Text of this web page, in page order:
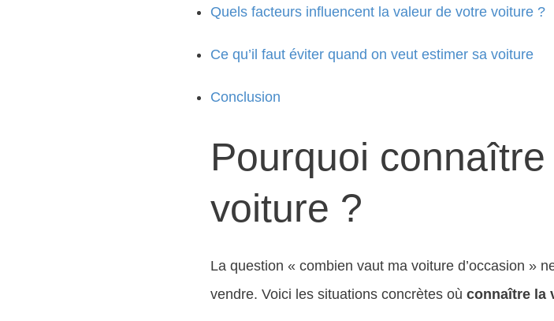
Quels facteurs influencent la valeur de votre voiture ?
Ce qu’il faut éviter quand on veut estimer sa voiture
Conclusion
Pourquoi
voiture ?
La question « combien vaut ma voiture d’occasion »
vendre. Voici les situations concrètes où connaître la